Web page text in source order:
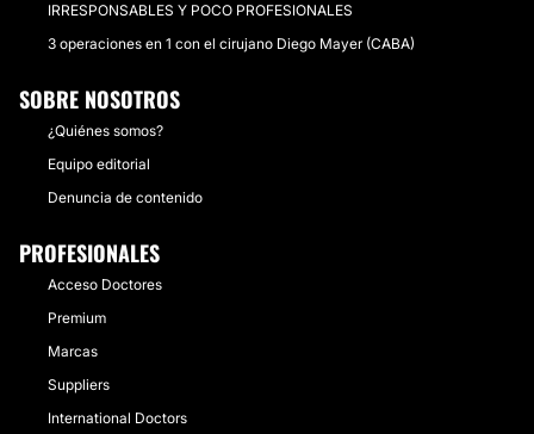
IRRESPONSABLES Y POCO PROFESIONALES
3 operaciones en 1 con el cirujano Diego Mayer (CABA)
SOBRE NOSOTROS
¿Quiénes somos?
Equipo editorial
Denuncia de contenido
PROFESIONALES
Acceso Doctores
Premium
Marcas
Suppliers
International Doctors